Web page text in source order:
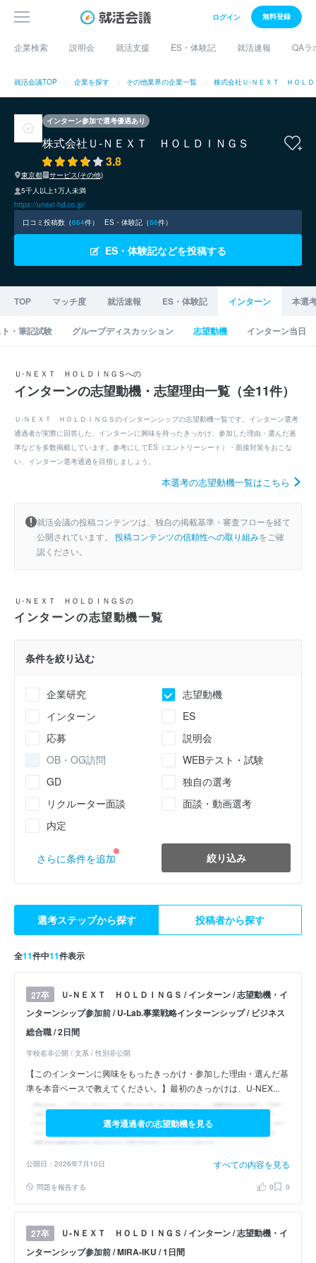
ログイン 無料登録
企業検索 説明会 就活支援 ES・体験記 就活速報 QAラ
就活会議TOP 企業を探す その他業界の企業一覧 株式会社Ｕ‐ＮＥＸＴ ＨＯＬＤ
インターン参加で選考優遇あり
株式会社Ｕ‐ＮＥＸＴ ＨＯＬＤＩＮＧＳ
3.8
東京都
サービス(その他)
5千人以上1万人未満
https://unext-hd.co.jp/
口コミ投稿数（664件） ES・体験記（66件）
ES・体験記などを投稿する
TOP マッチ度 就活速報 ES・体験記 インターン 本選
・筆記試験 グループディスカッション 志望動機 インターン当日
Ｕ‐ＮＥＸＴ ＨＯＬＤＩＮＧＳへの
インターンの志望動機・志望理由一覧（全11件）
Ｕ‐ＮＥＸＴ ＨＯＬＤＩＮＧＳのインターンシップの志望動機一覧です。インターン選考
通過者が実際に回答した、インターンに興味を持ったきっかけ、参加した理由・選んだ基
準などを多数掲載しています。参考にしてES（エントリーシート）・面接対策をおこな
い、インターン選考通過を目指しましょう。
本選考の志望動機一覧はこちら
就活会議の投稿コンテンツは、独自の掲載基準・審査フローを経て
公開されています。 投稿コンテンツの信頼性への取り組みをご確
認ください。
Ｕ‐ＮＥＸＴ ＨＯＬＤＩＮＧＳの
インターンの志望動機一覧
条件を絞り込む
企業研究
志望動機
インターン
ES
応募
説明会
OB・OG訪問
WEBテスト・試験
GD
独自の選考
リクルーター面談
面談・動画選考
内定
さらに条件を追加 絞り込み
選考ステップから探す 投稿者から探す
全11件中11件表示
27卒
Ｕ‐ＮＥＸＴ ＨＯＬＤＩＮＧＳ / インターン / 志望動機・イ
ンターンシップ参加前 / U-Lab.事業戦略インターンシップ / ビジネス
総合職 / 2日間
学校名非公開 / 文系 / 性別非公開
【このインターンに興味をもったきっかけ・参加した理由・選んだ基
準を本音ベースで教えてください。】最初のきっかけは、U-NEX...
選考通過者の志望動機を見る
公開日：2026年7月10日 すべての内容を見る
問題を報告する 0 0
27卒
Ｕ‐ＮＥＸＴ ＨＯＬＤＩＮＧＳ / インターン / 志望動機・イ
ンターンシップ参加前 / MIRA-IKU / 1日間